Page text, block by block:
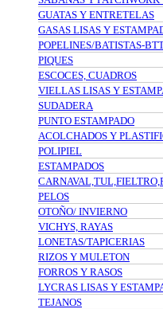
GUATAS Y ENTRETELAS
GASAS LISAS Y
POPELINES/BATISTAS-
PIQUES
ESCOCES, CUADROS
VIELLAS LISAS Y
SUDADERA
PUNTO ESTAMPADO
ACOLCHADOS Y
POLIPIEL
ESTAMPADOS
PELOS
OTOÑO/ INVIERNO
VICHYS, RAYAS
LONETAS/TAPICERIAS
RIZOS Y MULETON
FORROS Y RASOS
LYCRAS LISAS Y
TEJANOS